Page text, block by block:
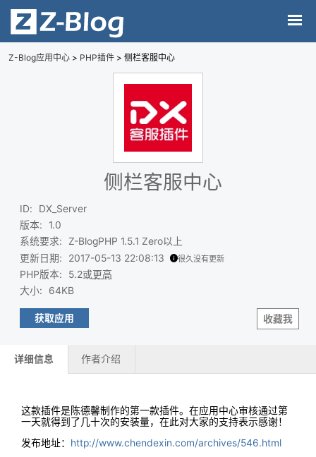
Z-Blog应用中心 > PHP插件 > 侧栏客服中心
侧栏客服中心
ID:
DX_Server
版本:
1.0
系统要求:
Z-BlogPHP 1.5.1 Zero以上
更新日期: 2017-05-13 22:08:13 很久没有更新
PHP版本: 5.2或更高
大小: 64KB
收藏我
获取应用
详细信息 作者介绍
这款插件是陈德馨制作的第一款插件。在应用中心审核通过第
一天就得到了几十次的安装量，在此对大家的支持表示感谢！
发布地址： http://www.chendexin.com/archives/546.html